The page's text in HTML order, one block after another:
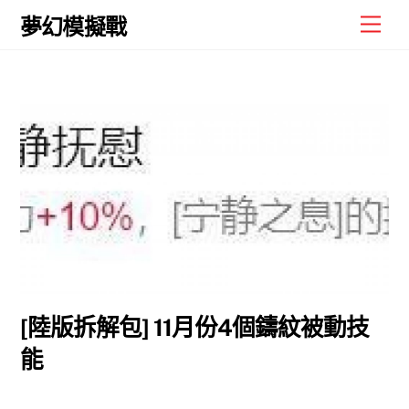
Skip
夢幻模擬戰
[陸版拆解包] 11月份4個鑄紋被動技
能